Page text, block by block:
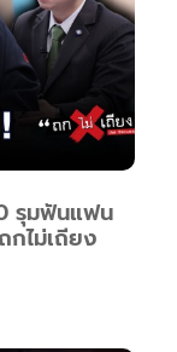
รุมฟันแฟน
กไม่เถียง